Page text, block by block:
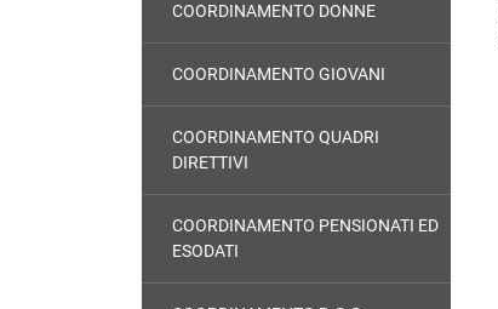
COORDINAMENTO DONNE
COORDINAMENTO GIOVANI
COORDINAMENTO QUADRI
DIRETTIVI
COORDINAMENTO PENSIONATI ED
ESODATI